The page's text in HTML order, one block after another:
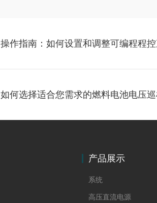
操作指南：如何设置和调整可编程程
如何选择适合您需求的燃料电池电压
产品展示
系统
高压直流电源